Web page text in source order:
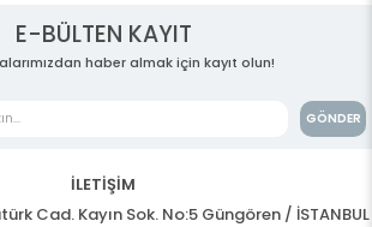
E-BÜLTEN KAYIT
haber almak için kayıt olun!
GÖNDER
İLETİŞİM
Cad. Kayın Sok. No:5 Güngören / İSTANBUL